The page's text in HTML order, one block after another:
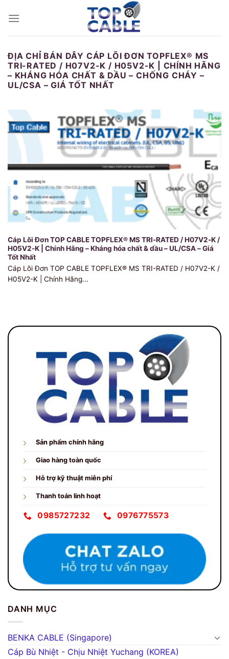
ĐỊA CHỈ BÁN DÂY CÁP LÕI ĐƠN TOPFLEX® MS
TRI-RATED / H07V2-K / H05V2-K | CHÍNH HÃNG
– KHÁNG HÓA CHẤT & DẦU – CHỐNG CHÁY –
UL/CSA – GIÁ TỐT NHẤT
Sản phẩm chính hãng
Giao hàng toàn quốc
Hỗ trợ kỹ thuật miễn phí
Thanh toán linh hoạt
0985727232 0976775573
DANH MỤC
BENKA CABLE (Singapore)
Cáp Bù Nhiệt - Chịu Nhiệt Yuchang (KOREA)
Cáp Lõi Đơn TOP CABLE TOPFLEX® MS TRI-RATED / H07V2-K /
H05V2-K | Chính Hãng – Kháng hóa chất & dầu – UL/CSA – Giá
Tốt Nhất
Cáp Lõi Đơn TOP CABLE TOPFLEX® MS TRI-RATED / H07V2-K /
H05V2-K | Chính Hãng...